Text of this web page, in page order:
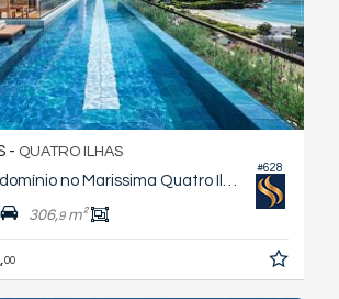
#628
- QUATRO ILHAS
306,9m²
00